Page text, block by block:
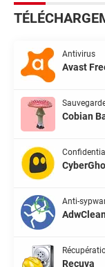
Antivirus
Avast
Cobian
Anti-
Recuva